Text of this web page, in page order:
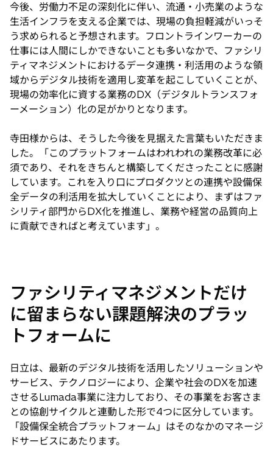
今後、労働力不足の深刻化に伴い、流通・小売業のような
生活インフラを支える企業では、現場の負担軽減がいっそ
う求められると予想されます。フロントラインワーカーの
仕事には人間にしかできないことも多いなかで、ファシリ
ティマネジメントにおけるデータ連携・利活用のような領
域からデジタル技術を適用し変革を起こしていくことが、
現場の効率化に資する業務のDX（デジタルトランスフォ
ーメーション）化の足がかりとなります。
寺田様からは、そうした今後を見据えた言葉もいただきま
した。「このプラットフォームはわれわれの業務改革に必
須であり、それをきちんと構築してくださったことに感謝
しています。これを入り口にプロダクツとの連携や設備保
全データの利活用を拡大していくことにより、まずはファ
シリティ部門からDX化を推進し、業務や経営の品質向上
に貢献できればと考えています」。
ファシリティマネジメントだけ
に留まらない課題解決のプラッ
トフォームに
日立は、最新のデジタル技術を活用したソリューションや
サービス、テクノロジーにより、企業や社会のDXを加速
させるLumada事業に注力しており、その事業をお客さま
との協創サイクルと連動した形で4つに区分しています。
「設備保全統合プラットフォーム」はそのなかのマネージ
ドサービスにあたります。